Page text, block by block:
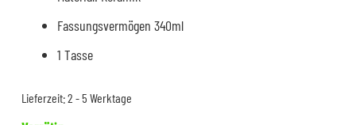
Fassungsvermögen 340ml
1 Tasse
Lieferzeit:2 - 5 Werktage